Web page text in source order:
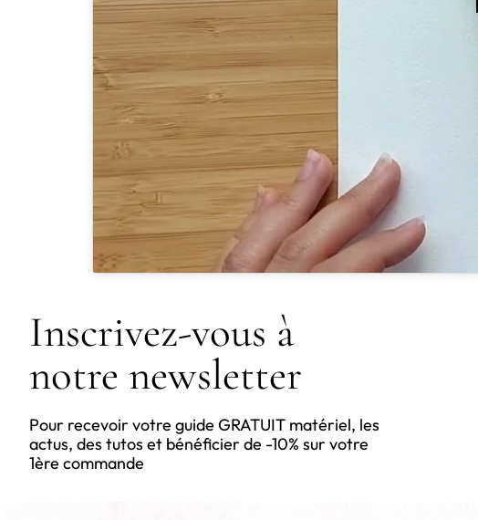
Inscrivez-vous à
notre newsletter
Pour recevoir votre guide GRATUIT matériel, les
actus, des tutos et bénéficier de -10% sur votre
1ère commande